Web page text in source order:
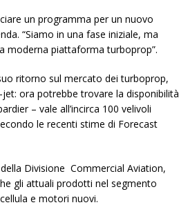
un programma per un nuovo
“Siamo in una fase iniziale, ma
moderna piattaforma turboprop”.
ritorno sul mercato dei turboprop,
ora potrebbe trovare la disponibilità
– vale all’incirca 100 velivoli
le recenti stime di Forecast
Divisione Commercial Aviation,
gli attuali prodotti nel segmento
e motori nuovi.